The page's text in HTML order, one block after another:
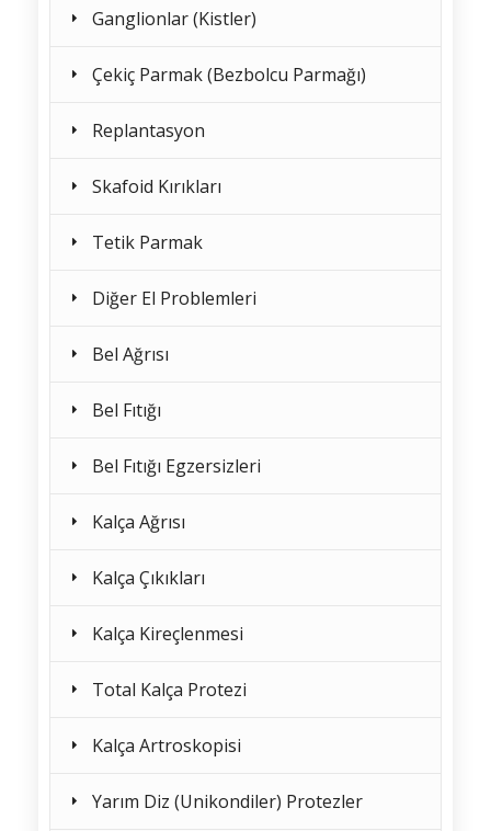
Ganglionlar (Kistler)
Çekiç Parmak (Bezbolcu Parmağı)
Replantasyon
Skafoid Kırıkları
Tetik Parmak
Diğer El Problemleri
Bel Ağrısı
Bel Fıtığı
Bel Fıtığı Egzersizleri
Kalça Ağrısı
Kalça Çıkıkları
Kalça Kireçlenmesi
Total Kalça Protezi
Kalça Artroskopisi
Yarım Diz (Unikondiler) Protezler